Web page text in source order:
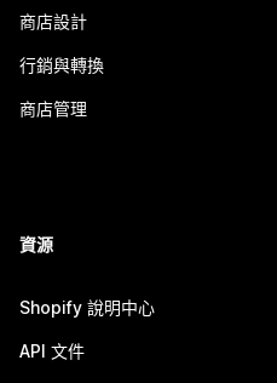
商店設計
行銷與轉換
商店管理
資源
Shopify 說明中心
API 文件